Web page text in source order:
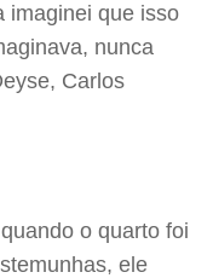
imaginei que isso
nunca
Carlos
o quarto foi
ele